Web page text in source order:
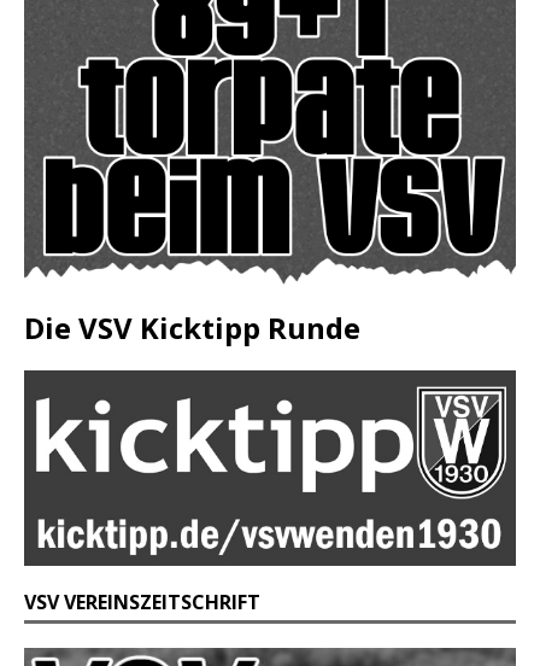
Die VSV Kicktipp Runde
VSV VEREINSZEITSCHRIFT